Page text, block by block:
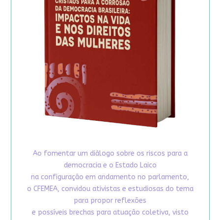
Ao fomentar um diálogo sobre os riscos para a
democracia e o Estado Laico
na configuração em andamento no parlamento,
o CFEMEA, convidou ativistas e estudiosas do tema
para propor reflexões
e possíveis brechas para atuação coletiva, visto